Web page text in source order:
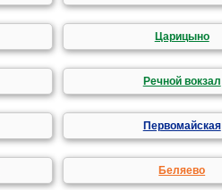
Царицыно
Речной вокзал
Первомайская
Беляево